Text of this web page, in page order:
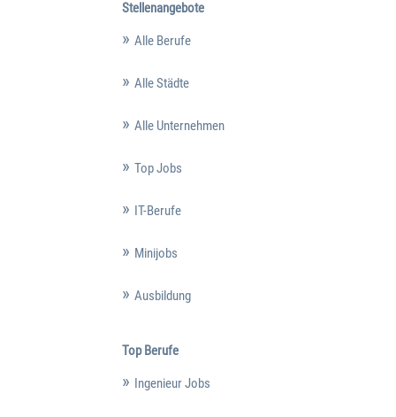
Stellenangebote
Alle Berufe
Alle Städte
Alle Unternehmen
Top Jobs
IT-Berufe
Minijobs
Ausbildung
Top Berufe
Ingenieur Jobs